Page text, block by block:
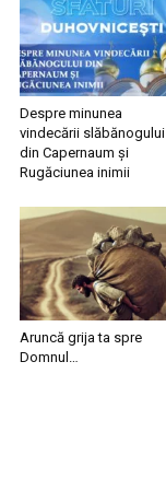
Despre minunea
vindecării slăbănogului
din Capernaum și
Rugăciunea inimii
Aruncă grija ta spre
Domnul…